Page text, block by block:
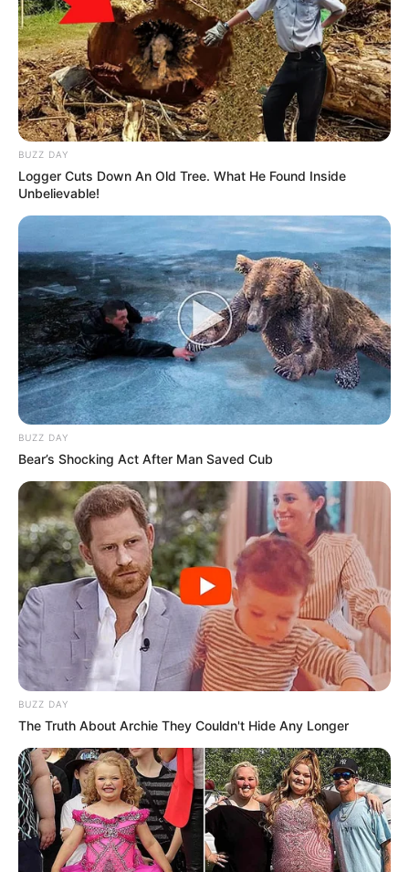
BUZZ DAY
Logger Cuts Down An Old Tree. What He Found Inside
Unbelievable!
BUZZ DAY
Bear’s Shocking Act After Man Saved Cub
BUZZ DAY
The Truth About Archie They Couldn't Hide Any Longer